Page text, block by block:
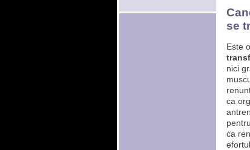
se
Este
nici
ca
ca